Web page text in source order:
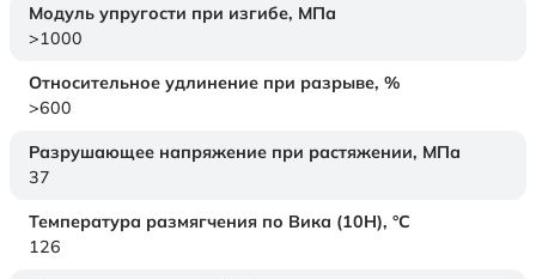
Модуль упругости при изгибе, МПа
>1000
Относительное удлинение при разрыве, %
>600
Разрушающее напряжение при растяжении, МПа
37
Температура размягчения по Вика (10Н), °C
126